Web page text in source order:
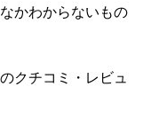
かわからないもの
クチコミ・レビュ